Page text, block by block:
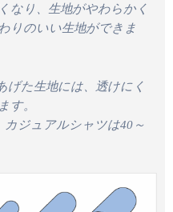
なり、生地がやわらかく
りのいい生地ができま
げた生地には、透けにく
す。
カジュアルシャツは40～